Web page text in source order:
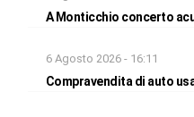
A Monticchio concerto
6 Agosto 2026 - 16:11
Compravendita di auto